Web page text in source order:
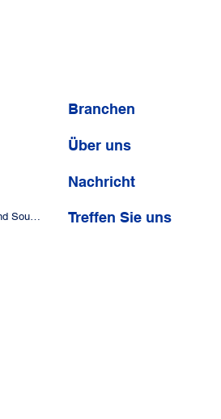
Branchen
Über uns
Nachricht
Treffen Sie uns